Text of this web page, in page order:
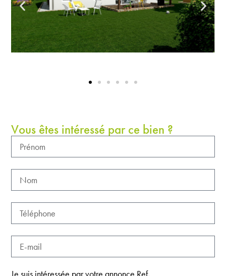
Vous êtes intéressé par ce bien ?
Je suis intéressée par votre annonce Ref.